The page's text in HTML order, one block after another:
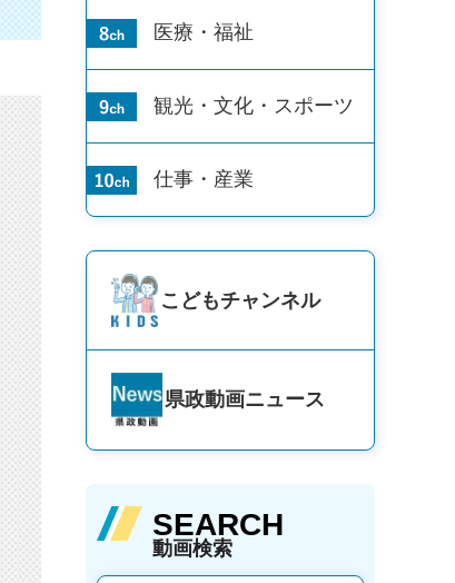
医療・福祉
観光・文化・ スポーツ
仕事・産業
こどもチャンネル
県政動画ニュース
SEARCH
動画検索